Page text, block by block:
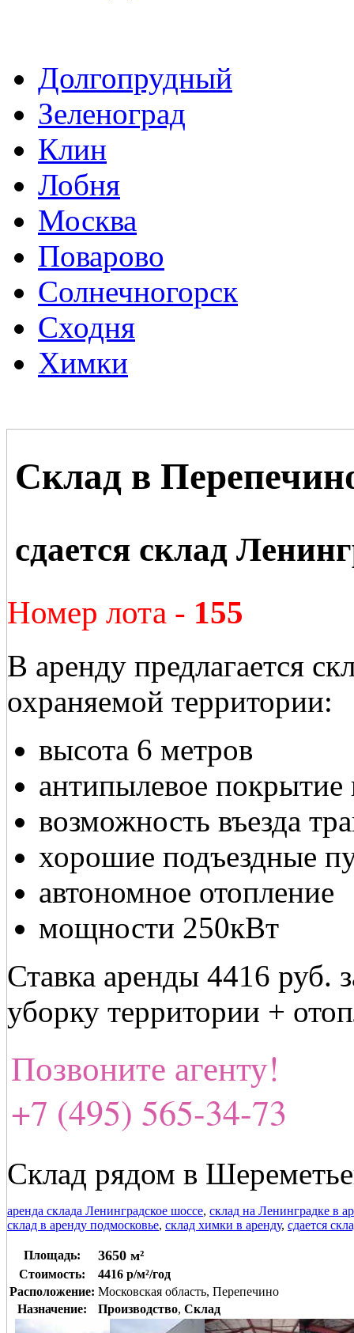
Долгопрудный
Зеленоград
Клин
Лобня
Москва
Поварово
Солнечногорск
Сходня
Химки
Склад в
сдается склад
Номер лота - 155
В аренду предлагается
охраняемой территории:
высота 6 метров
антипылевое покрытие
возможность въезда
хорошие подъездные
автономное отопление
мощности 250кВт
Ставка аренды 4416 руб.
уборку территории +
Позвоните агенту!
+7 (495) 565-34-73
Склад рядом в
аренда склада Ленинградское шоссе, склад на Ленинградке в
склад в аренду подмосковье, склад химки в аренду, сдается
Площадь: 3650 м²
Стоимость:
4416 р/м²/год
Расположение: Московская область, Перепечино
Назначение:
Производство, Склад